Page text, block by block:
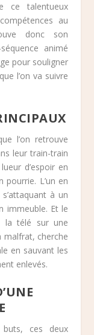
ce talentueux
au
donc son
animé
pour souligner
l’on va suivre
l’on retrouve
leur train-train
d’espoir en
pourrie. L’un en
à un
immeuble. Et le
la télé sur une
malfrat, cherche
en sauvant les
enlevés.
ces deux